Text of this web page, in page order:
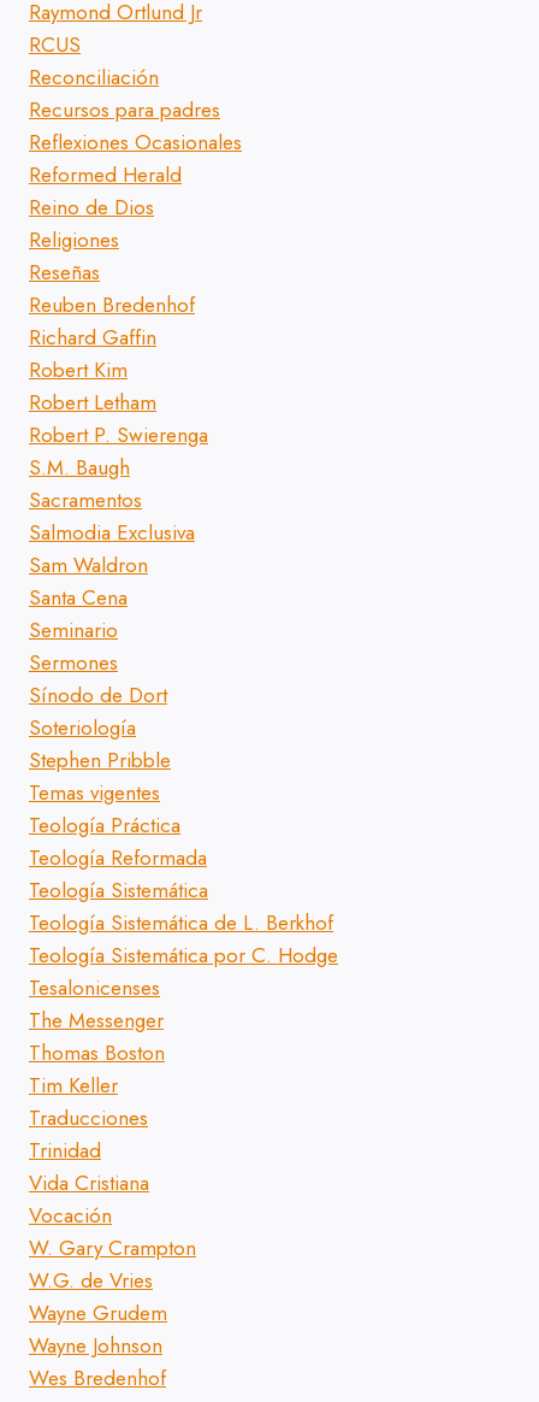
Raymond Ortlund Jr
RCUS
Reconciliación
Recursos para padres
Reflexiones Ocasionales
Reformed Herald
Reino de Dios
Religiones
Reseñas
Reuben Bredenhof
Richard Gaffin
Robert Kim
Robert Letham
Robert P. Swierenga
S.M. Baugh
Sacramentos
Salmodia Exclusiva
Sam Waldron
Santa Cena
Seminario
Sermones
Sínodo de Dort
Soteriología
Stephen Pribble
Temas vigentes
Teología Práctica
Teología Reformada
Teología Sistemática
Teología Sistemática de L. Berkhof
Teología Sistemática por C. Hodge
Tesalonicenses
The Messenger
Thomas Boston
Tim Keller
Traducciones
Trinidad
Vida Cristiana
Vocación
W. Gary Crampton
W.G. de Vries
Wayne Grudem
Wayne Johnson
Wes Bredenhof